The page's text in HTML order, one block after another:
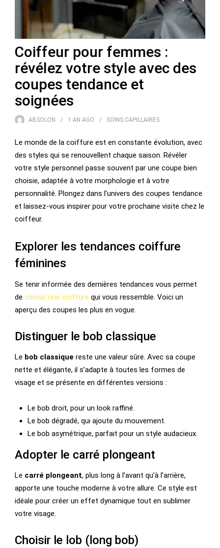
Coiffeur pour femmes :
révélez votre style avec des
coupes tendance et
soignées
ABSOLON 1 AN AGO SOINS CAPILLAIRES
Le monde de la coiffure est en constante évolution, avec
des styles qui se renouvellent chaque saison. Révéler
votre style personnel passe souvent par une coupe bien
choisie, adaptée à votre morphologie et à votre
personnalité. Plongez dans l’univers des coupes tendance
et laissez-vous inspirer pour votre prochaine visite chez le
coiffeur.
Explorer les tendances coiffure
féminines
Se tenir informée des dernières tendances vous permet
de choisir une coiffure qui vous ressemble. Voici un
aperçu des coupes les plus en vogue.
Distinguer le bob classique
Le bob classique reste une valeur sûre. Avec sa coupe
nette et élégante, il s’adapte à toutes les formes de
visage et se présente en différentes versions :
Le bob droit, pour un look raffiné.
Le bob dégradé, qui ajoute du mouvement.
Le bob asymétrique, parfait pour un style audacieux.
Adopter le carré plongeant
Le carré plongeant, plus long à l’avant qu’à l’arrière,
apporte une touche moderne à votre allure. Ce style est
idéale pour créer un effet dynamique tout en sublimer
votre visage.
Choisir le lob (long bob)